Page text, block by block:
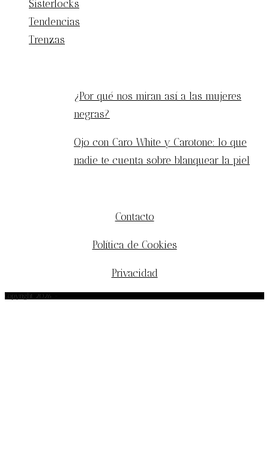
Sisterlocks
Tendencias
Trenzas
¿Por qué nos miran así a las mujeres
negras?
Ojo con Caro White y Carotone: lo que
nadie te cuenta sobre blanquear la piel
Contacto
Política de Cookies
Privacidad
Copyright 2026 -